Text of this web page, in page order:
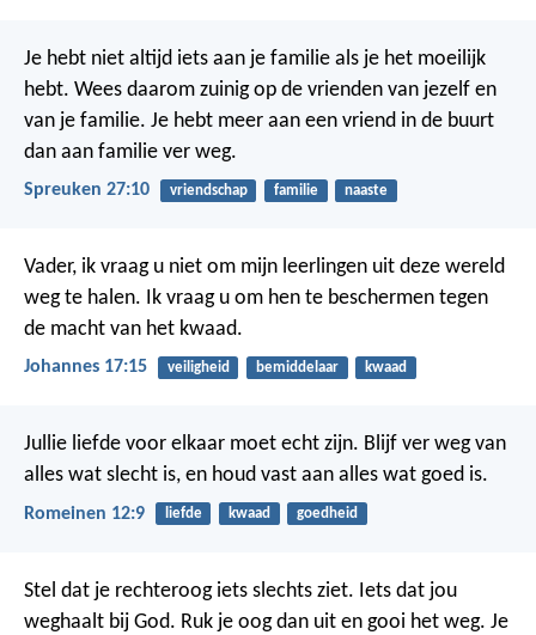
Je hebt niet altijd iets aan je familie als je het moeilijk
hebt. Wees daarom zuinig op de vrienden van jezelf en
van je familie. Je hebt meer aan een vriend in de buurt
dan aan familie ver weg.
Spreuken 27:10 vriendschap familie naaste
Vader, ik vraag u niet om mijn leerlingen uit deze wereld
weg te halen. Ik vraag u om hen te beschermen tegen
de macht van het kwaad.
Johannes 17:15 veiligheid bemiddelaar kwaad
Jullie liefde voor elkaar moet echt zijn. Blijf ver weg van
alles wat slecht is, en houd vast aan alles wat goed is.
Romeinen 12:9 liefde kwaad goedheid
Stel dat je rechteroog iets slechts ziet. Iets dat jou
weghaalt bij God. Ruk je oog dan uit en gooi het weg. Je